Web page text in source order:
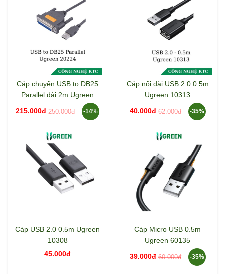
Cáp chuyển USB to DB25
Parallel dài 2m Ugreen
215.000đ 250.000đ -14%
Cáp nối dài USB 2.0 0.5m
Ugreen 10313
40.000đ 62.000đ -35%
Cáp USB 2.0 0.5m Ugreen
10308
45.000đ
Cáp Micro USB 0.5m
Ugreen 60135
39.000đ 60.000đ -35%